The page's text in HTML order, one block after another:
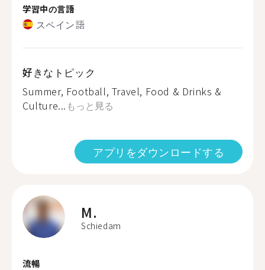
学習中の言語
スペイン語
好きなトピック
Summer, Football, Travel, Food & Drinks &
Culture... もっと見る
アプリをダウンロードする
M.
Schiedam
流暢